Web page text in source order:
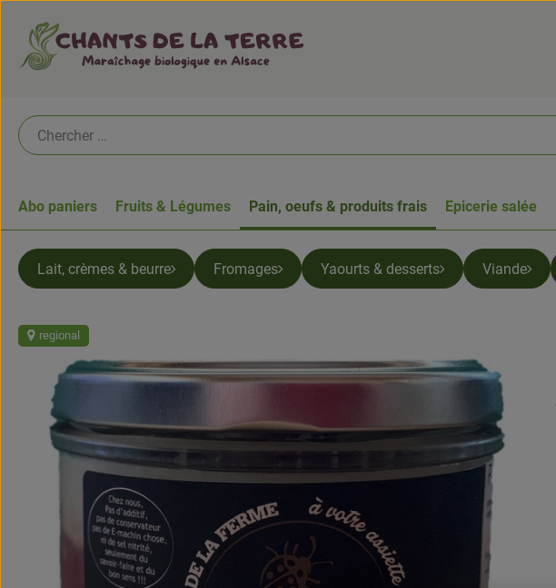
Abo paniers Fruits & Légumes Pain, oeufs & produits frais Epicerie salée
Lait, crèmes & beurre Fromages Yaourts & desserts Viande
regional